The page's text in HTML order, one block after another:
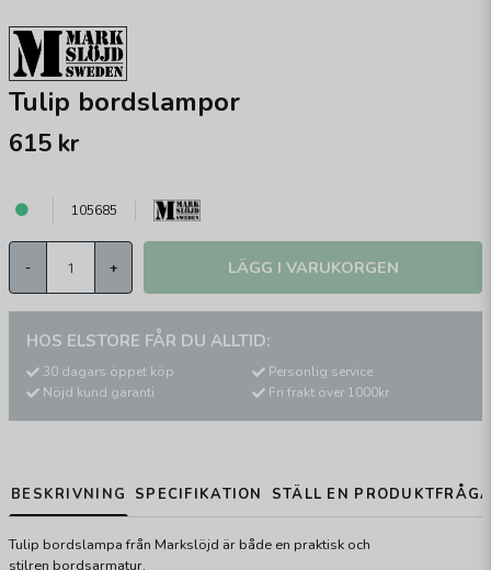
Tulip bordslampor
615 kr
105685
- + LÄGG I VARUKORGEN
HOS ELSTORE FÅR DU ALLTID:
30 dagars öppet köp
Nöjd kund garanti
Personlig service
Fri frakt över 1000kr
BESKRIVNING SPECIFIKATION STÄLL EN
Tulip bordslampa från Markslöjd är både en praktisk och
stilren bordsarmatur.